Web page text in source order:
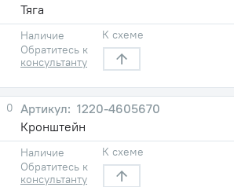
Тяга
Наличие
Обратитесь к
консультанту
К схеме
0
1220-4605670
Кронштейн
Наличие
Обратитесь к
консультанту
К схеме